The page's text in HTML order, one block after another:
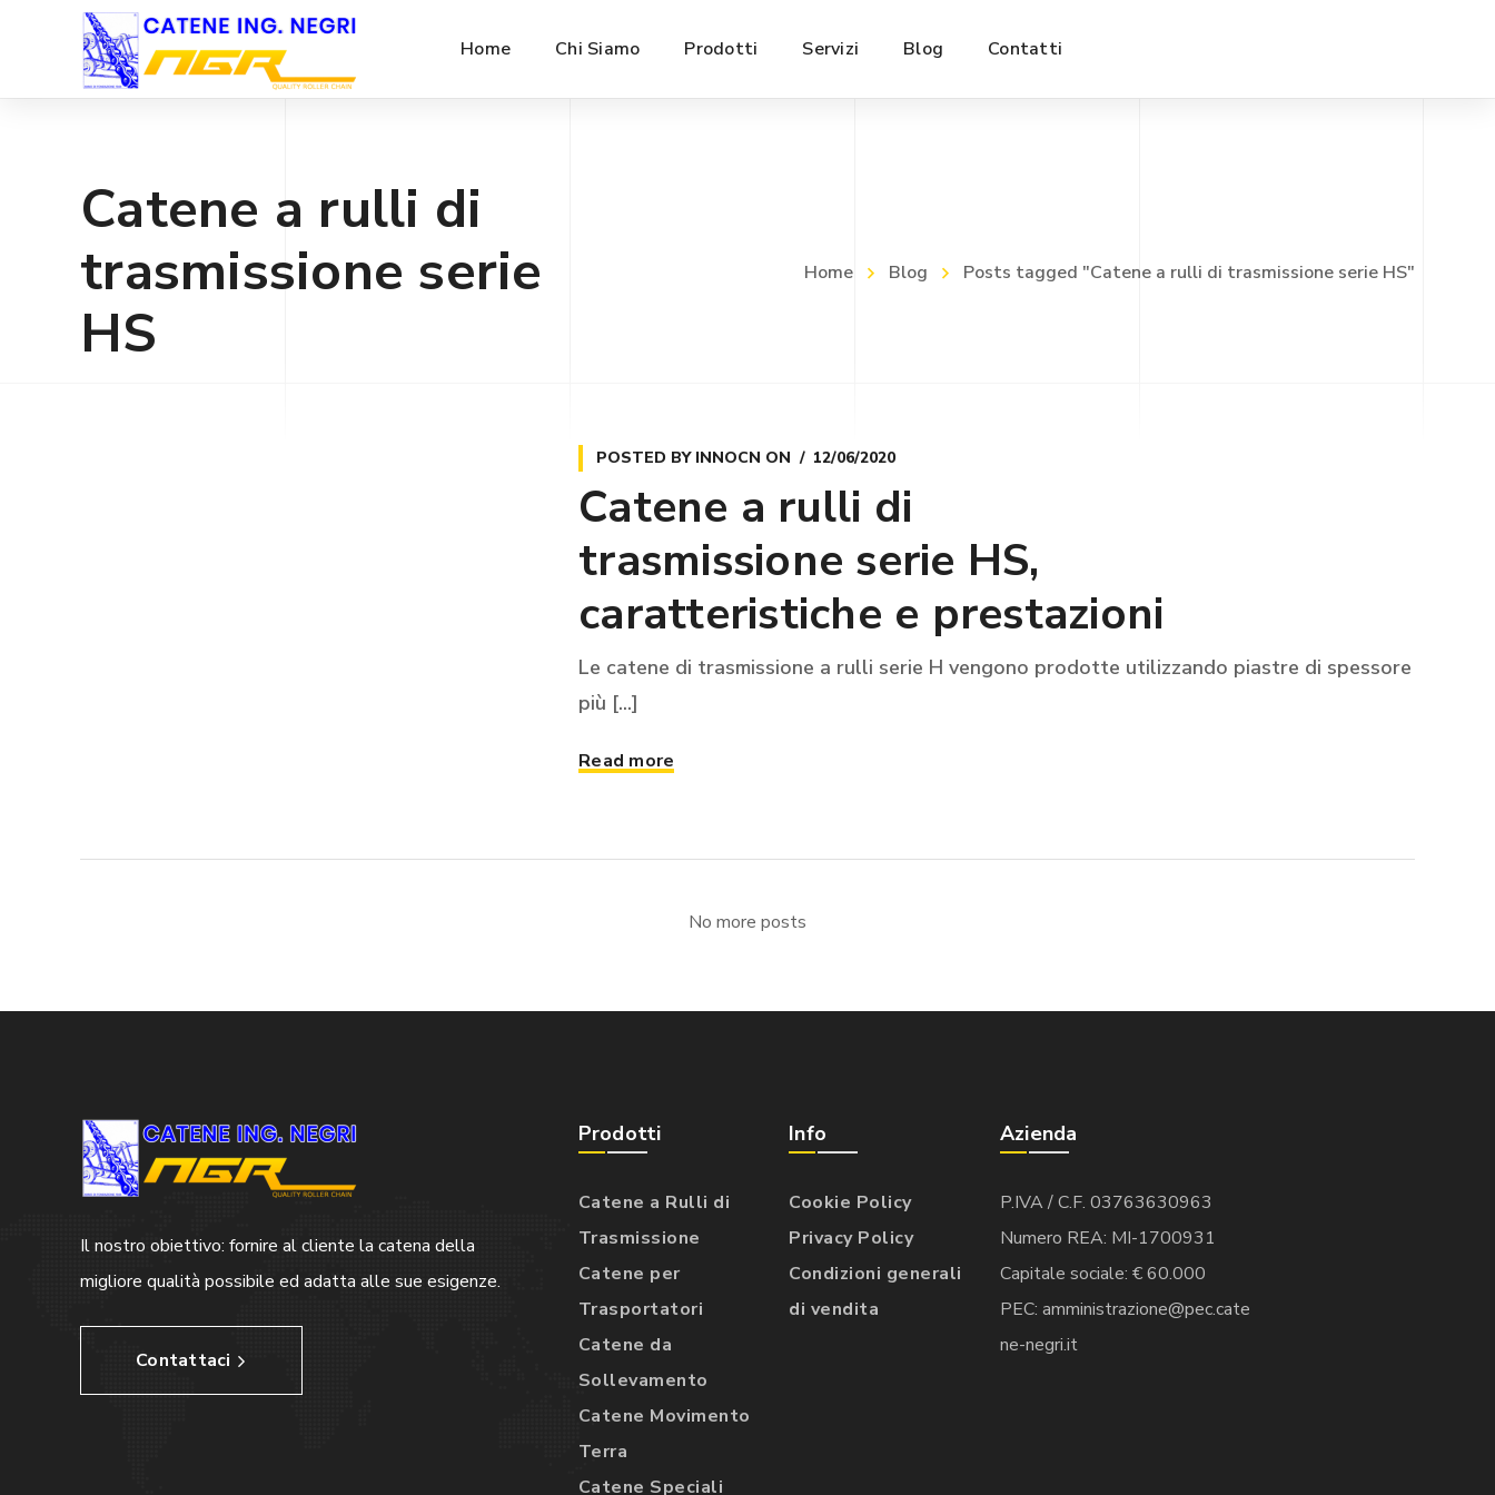
Home Chi Siamo Prodotti Servizi Blog Contatti
Catene a rulli di
trasmissione serie
HS
Home Blog Posts tagged "Catene a rulli di trasmissione serie HS"
POSTED BY INNOCN ON 12/06/2020
Catene a rulli di
trasmissione serie HS,
caratteristiche e prestazioni
Le catene di trasmissione a rulli serie H vengono prodotte utilizzando piastre di spessore
più [...]
Read more
No more posts
Il nostro obiettivo: fornire al cliente la catena della
migliore qualità possibile ed adatta alle sue esigenze.
Contattaci
Prodotti
Catene a Rulli di
Trasmissione
Catene per
Trasportatori
Catene da
Sollevamento
Catene Movimento
Terra
Catene Speciali
Info
Cookie Policy
Privacy Policy
Condizioni generali
di vendita
Azienda
P.IVA / C.F. 03763630963
Numero REA: MI-1700931
Capitale sociale: € 60.000
PEC: amministrazione@pec.cate
ne-negri.it